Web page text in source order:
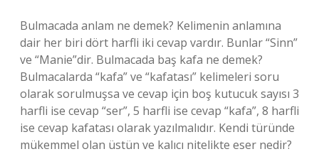
Bulmacada anlam ne demek? Kelimenin anlamına
dair her biri dört harfli iki cevap vardır. Bunlar “Sinn”
ve “Manie”dir. Bulmacada baş kafa ne demek?
Bulmacalarda “kafa” ve “kafatası” kelimeleri soru
olarak sorulmuşsa ve cevap için boş kutucuk sayısı 3
harfli ise cevap “ser”, 5 harfli ise cevap “kafa”, 8 harfli
ise cevap kafatası olarak yazılmalıdır. Kendi türünde
mükemmel olan üstün ve kalıcı nitelikte eser nedir?